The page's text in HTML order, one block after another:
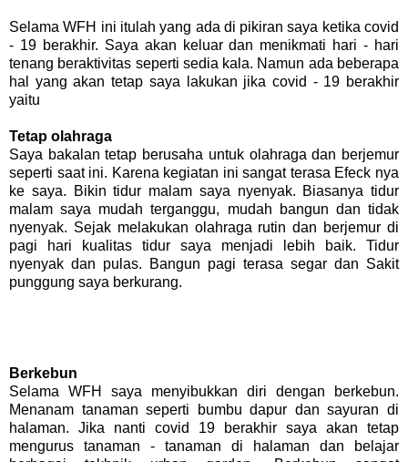
Selama WFH ini itulah yang ada di pikiran saya ketika covid
- 19 berakhir. Saya akan keluar dan menikmati hari - hari
tenang beraktivitas seperti sedia kala. Namun ada beberapa
hal yang akan tetap saya lakukan jika covid - 19 berakhir
yaitu
Tetap olahraga
Saya bakalan tetap berusaha untuk olahraga dan berjemur
seperti saat ini. Karena kegiatan ini sangat terasa Efeck nya
ke saya. Bikin tidur malam saya nyenyak. Biasanya tidur
malam saya mudah terganggu, mudah bangun dan tidak
nyenyak. Sejak melakukan olahraga rutin dan berjemur di
pagi hari kualitas tidur saya menjadi lebih baik. Tidur
nyenyak dan pulas. Bangun pagi terasa segar dan Sakit
punggung saya berkurang.
Berkebun
Selama WFH saya menyibukkan diri dengan berkebun.
Menanam tanaman seperti bumbu dapur dan sayuran di
halaman. Jika nanti covid 19 berakhir saya akan tetap
mengurus tanaman - tanaman di halaman dan belajar